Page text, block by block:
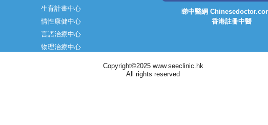
生育計畫中心
情性康健中心
言語治療中心
物理治療中心
睇中醫網
香港註冊中醫
Copyright©2025 www.seeclinic.hk
All rights reserved